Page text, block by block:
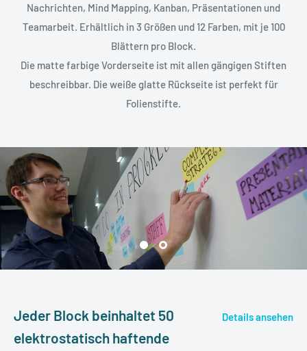
Nachrichten, Mind Mapping, Kanban, Präsentationen und
Teamarbeit. Erhältlich in 3 Größen und 12 Farben, mit je 100
Blättern pro Block.
Die matte farbige Vorderseite ist mit allen gängigen Stiften
beschreibbar. Die weiße glatte Rückseite ist perfekt für
Folienstifte.
Jeder Block beinhaltet 50
elektrostatisch haftende
Details ansehen